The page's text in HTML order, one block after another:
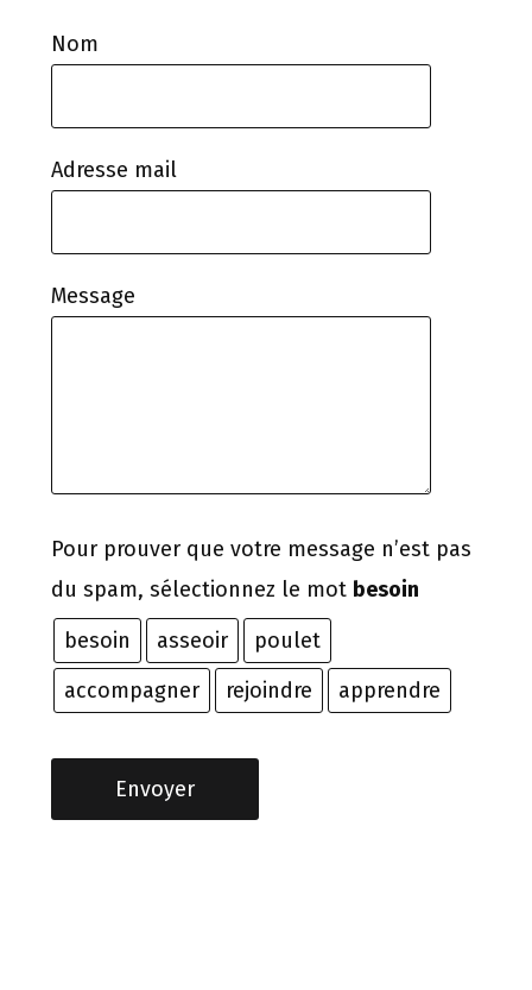
Nom
Adresse mail
Message
Pour prouver que votre message n’est pas
du spam, sélectionnez le mot besoin
besoin
asseoir
poulet
accompagner
rejoindre apprendre
Envoyer